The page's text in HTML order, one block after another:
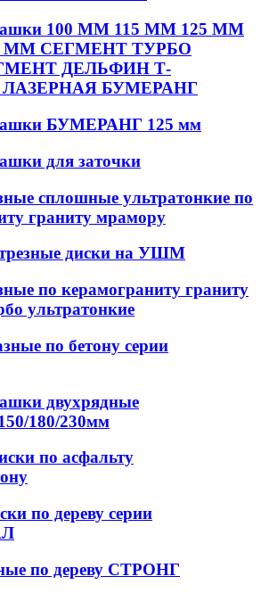
100 ММ 115 ММ 125 ММ
ММ СЕГМЕНТ ТУРБО
ДЕЛЬФИН Т-
БУМЕРАНГ
БУМЕРАНГ 125 мм
для заточки
сплошные ультратонкие по
граниту мрамору
диски на УШМ
по керамограниту граниту
ультратонкие
по бетону серии
двухрядные
180/230мм
по асфальту
по дереву серии
по дереву СТРОНГ